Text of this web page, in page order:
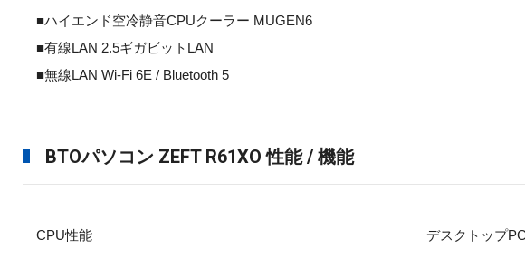
■ハイエンド空冷静音CPUクーラー MUGEN6
■有線LAN 2.5ギガビットLAN
■無線LAN Wi-Fi 6E / Bluetooth 5
BTOパソコン ZEFT R61XO 性能 / 機能
CPU性能 デスクトップPC